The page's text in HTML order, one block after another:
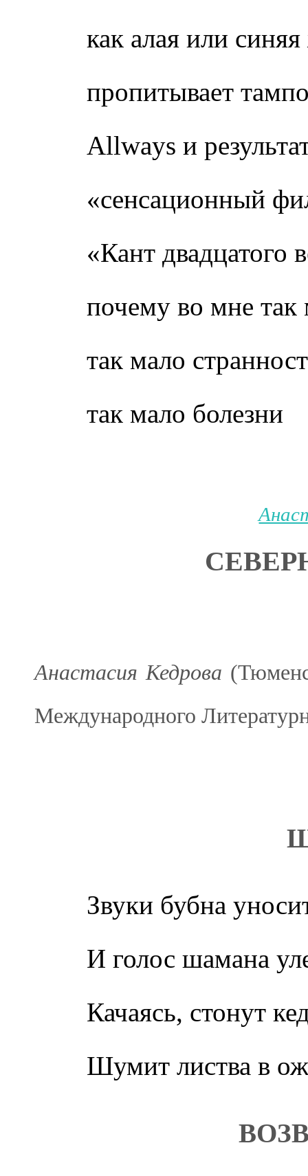
как алая или
пропитывает
Allways и
«сенсационный
«Кант двадцатого
почему во мне так
так мало
так мало болезни
Анастасия Кедрова
Международного
Звуки бубна
И голос шамана
Качаясь, стонут
Шумит листва в